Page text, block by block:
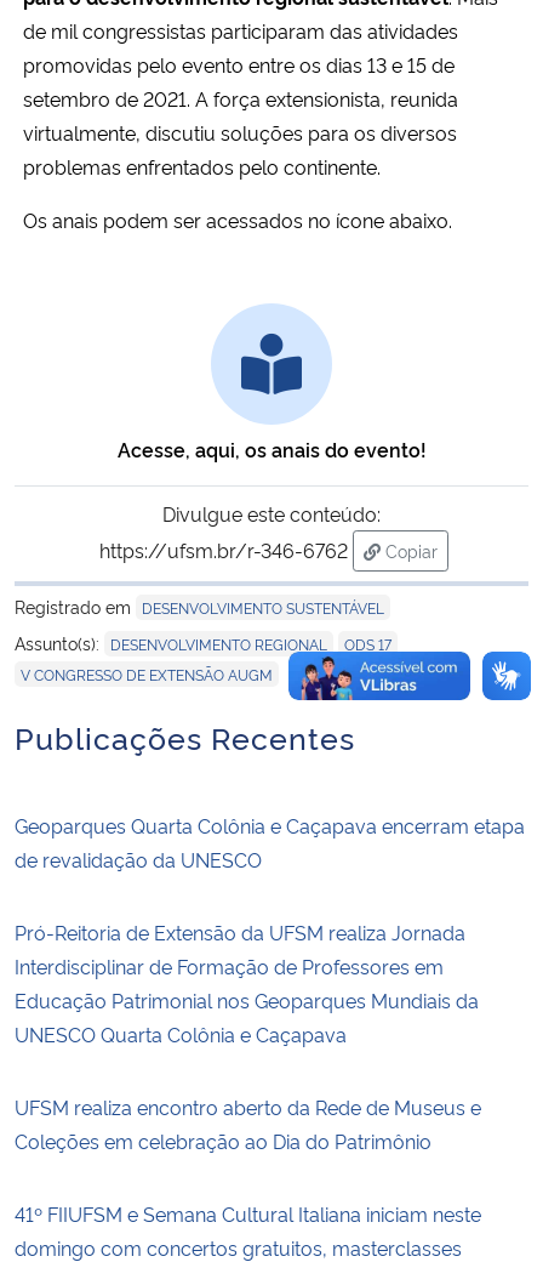
Gabinete de Segurança Institucional
Advocacia-Geral da União
Banco Central do Brasil
Planalto
de mil congressistas participaram das atividades
promovidas pelo evento entre os dias 13 e 15 de
setembro de 2021. A força extensionista, reunida
virtualmente, discutiu soluções para os diversos
problemas enfrentados pelo continente.
Os anais podem ser acessados no ícone abaixo.
Acesse, aqui, os anais do evento!
Divulgue este conteúdo:
https://ufsm.br/r-346-6762
Copiar
para área de
Registrado em
DESENVOLVIMENTO SUSTENTÁVEL
Assunto(s): DESENVOLVIMENTO REGIONAL ODS 17
V CONGRESSO DE EXTENSÃO AUGM
Publicações Recentes
Geoparques Quarta Colônia e Caçapava encerram etapa
de revalidação da UNESCO
Pró-Reitoria de Extensão da UFSM realiza Jornada
Interdisciplinar de Formação de Professores em
Educação Patrimonial nos Geoparques Mundiais da
UNESCO Quarta Colônia e Caçapava
UFSM realiza encontro aberto da Rede de Museus e
Coleções em celebração ao Dia do Patrimônio
41º FIIUFSM e Semana Cultural Italiana iniciam neste
domingo com concertos gratuitos, masterclasses